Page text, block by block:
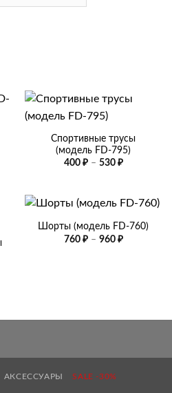
Спортивные трусы
(модель FD-795)
400 ₽ – 530 ₽Диапазон
530 ₽
Шорты (модель FD-760)
760 ₽ – 960 ₽Диапазон
АКСЕССУАРЫ SALE -30%